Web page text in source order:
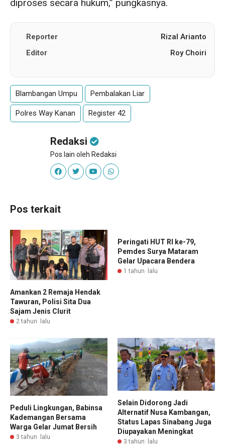
diproses secara hukum,” pungkasnya.
Reporter
Rizal Arianto
Editor
Roy Choiri
Blambangan Umpu Pembalakan Liar
Polres Way Kanan Register 42
Redaksi
Pos lain oleh Redaksi
Pos terkait
Amankan 2 Remaja Hendak
Tawuran, Polisi Sita Dua
Sajam Jenis Clurit
2 tahun lalu
Peringati HUT RI ke-79,
Pemdes Surya Mataram
Gelar Upacara Bendera
1 tahun lalu
Peduli Lingkungan, Babinsa
Kademangan Bersama
Warga Gelar Jumat Bersih
3 tahun lalu
Selain Didorong Jadi
Alternatif Nusa Kambangan,
Status Lapas Sinabang Juga
Diupayakan Meningkat
3 tahun lalu